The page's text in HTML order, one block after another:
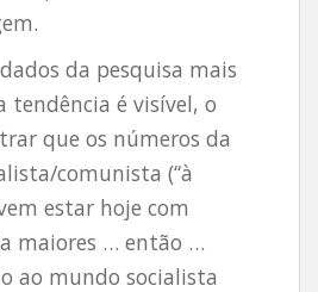
da pesquisa mais
tendência é visível, o
que os números da
comunista (“à
estar hoje com
maiores … então …
ao mundo socialista